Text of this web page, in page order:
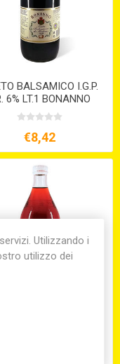
BALSAMICO I.G.P.
6% LT.1 BONANNO
€8,42
Utilizzando i
utilizzo dei